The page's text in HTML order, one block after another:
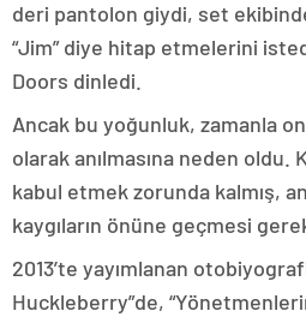
deri pantolon giydi, set
“Jim” diye hitap etmelerini
Doors dinledi.
Ancak bu yoğunluk, zamanla
olarak anılmasına neden oldu.
kabul etmek zorunda kalmış,
kaygıların önüne geçmesi
2013’te yayımlanan
Huckleberry”de,